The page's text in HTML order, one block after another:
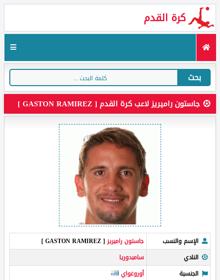
كرة القدم
بحث
جاستون راميريز لاعب كرة القدم [ GASTON RAMIREZ ]
الإسم والنسب جاستون راميريز[ GASTON RAMIREZ ]
النادي
سامبدوريا
الجنسية
أوروغواي